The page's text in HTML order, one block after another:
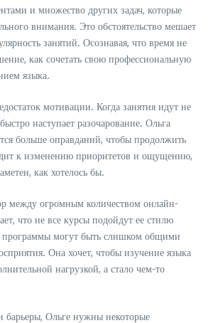
и множество других задач, которые
внимания. Это обстоятельство мешает
занятий. Осознавая, что время не
как сочетать свою профессиональную
языка.
мотивации. Когда занятия идут не
наступает разочарование. Ольга
больше оправданий, чтобы продолжить
к изменению приоритетов и ощущению,
как хотелось бы.
между огромным количеством онлайн-
что не все курсы подойдут ее стилю
программы могут быть слишком общими
Она хочет, чтобы изучение языка
нагрузкой, а стало чем-то
барьеры, Ольге нужны некоторые